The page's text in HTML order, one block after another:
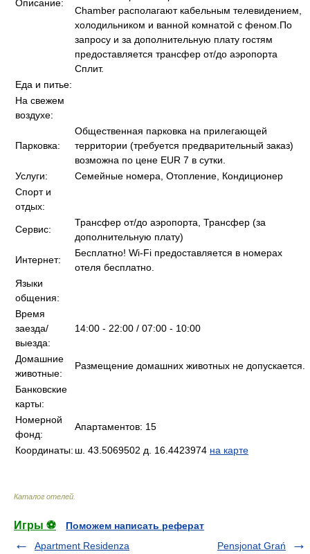
Описание:
Chamber располагают кабельным телевидением,
холодильником и ванной комнатой с феном.По
запросу и за дополнительную плату гостям
предоставляется трансфер от/до аэропорта
Сплит.
Еда и питье:
На свежем
воздухе:
Парковка:
Общественная парковка на прилегающей
территории (требуется предварительный заказ)
возможна по цене EUR 7 в сутки.
Услуги:
Семейные номера, Отопление, Кондиционер
Спорт и
отдых:
Сервис:
Трансфер от/до аэропорта, Трансфер (за
дополнительную плату)
Интернет:
Бесплатно! Wi-Fi предоставляется в номерах
отеля бесплатно.
Языки
общения:
Время
заезда/
выезда:
14:00 - 22:00 / 07:00 - 10:00
Домашние
животные:
Размещение домашних животных не допускается.
Банковские
карты:
Номерной
фонд:
Апартаментов: 15
Координаты: ш. 43.5069502 д. 16.4423974 на карте
Каталог отелей
Игры ⚽
Поможем написать реферат
Apartment Residenza
Pensjonat Grań